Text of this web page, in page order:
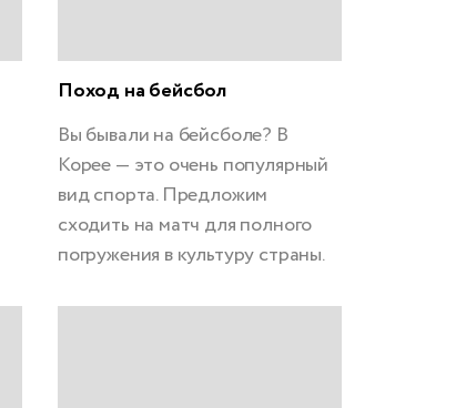
Поход на бейсбол
Вы бывали на бейсболе? В
Корее — это очень популярный
вид спорта. Предложим
сходить на матч для полного
погружения в культуру страны.